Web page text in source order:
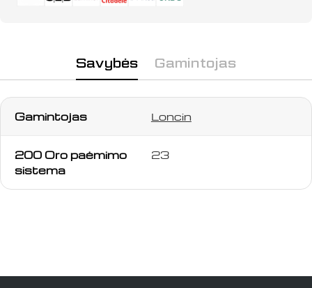
Užduokite klausimą
vardas
el.
Savybės Gamintojas
Gamintojas Loncin
200 Oro paėmimo
sistema
23